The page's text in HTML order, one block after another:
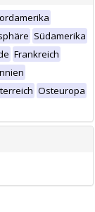
Südamerika
Frankreich
Osteuropa